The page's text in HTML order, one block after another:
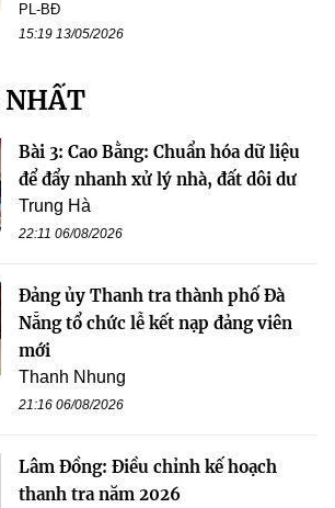
PL-BĐ
15:19 13/05/2026
Bài 3: Cao Bằng: Chuẩn hóa dữ liệu
để đẩy nhanh xử lý nhà, đất dôi dư
Trung Hà
22:11 06/08/2026
Đảng ủy Thanh tra thành phố Đà
Nẵng tổ chức lễ kết nạp đảng viên
mới
Thanh Nhung
21:16 06/08/2026
Lâm Đồng: Điều chỉnh kế hoạch
thanh tra năm 2026